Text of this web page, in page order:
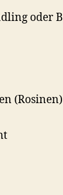
oder
(Rosinen)